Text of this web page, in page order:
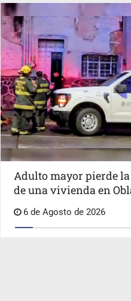
Adulto mayor pierde
de una vivienda en
6 de Agosto de 2026